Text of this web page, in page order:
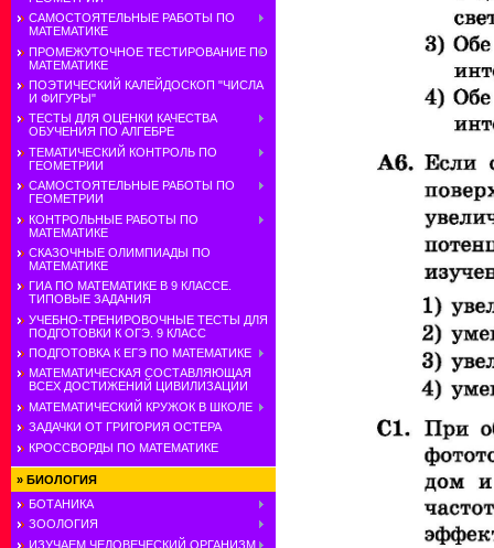
САМОСТОЯТЕЛЬНЫЕ РАБОТЫ ПО
МАТЕМАТИКЕ
ПРОМЕЖУТОЧНОЕ ТЕСТИРОВАНИЕ ПО
МАТЕМАТИКЕ
ПОЭТИЧЕСКИЙ КАЛЕЙДОСКОП "ЧИСЛА
И ФИГУРЫ"
ТЕСТЫ ДЛЯ ОЦЕНКИ КАЧЕСТВА
ОБУЧЕНИЯ ПО АЛГЕБРЕ
ТЕМАТИЧЕСКИЙ КОНТРОЛЬ ПО
ГЕОМЕТРИИ
САМОСТОЯТЕЛЬНЫЕ РАБОТЫ ПО
ГЕОМЕТРИИ
КОНТРОЛЬНЫЕ РАБОТЫ ПО
МАТЕМАТИКЕ
СКАЗОЧНЫЕ ОЛИМПИАДЫ ПО
МАТЕМАТИКЕ
ГИА ПО МАТЕМАТИКЕ В 9 КЛАССЕ.
ТИПОВЫЕ ЗАДАНИЯ
УЧЕБНО-ТРЕНИРОВОЧНЫЕ ТЕСТЫ ДЛЯ
ПОДГОТОВКИ К ОГЭ. 9 КЛАСС
ПОДГОТОВКА К ЕГЭ ПО МАТЕМАТИКЕ
МАТЕМАТИЧЕСКАЯ СОСТАВЛЯЮЩАЯ
ВСЕХ ДОСТИЖЕНИЙ ЦИВИЛИЗАЦИИ
МАТЕМАТИЧЕСКИЙ КРУЖОК В ШКОЛЕ
ЗАДАЧКИ ОТ ГРИГОРИЯ ОСТЕРА
КРОССВОРДЫ ПО МАТЕМАТИКЕ
» БИОЛОГИЯ
БОТАНИКА
ЗООЛОГИЯ
ИЗУЧАЕМ ЧЕЛОВЕЧЕСКИЙ ОРГАНИЗМ